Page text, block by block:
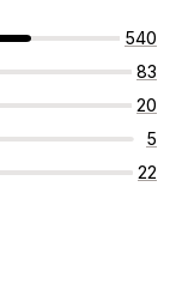
540
83
20
5
22